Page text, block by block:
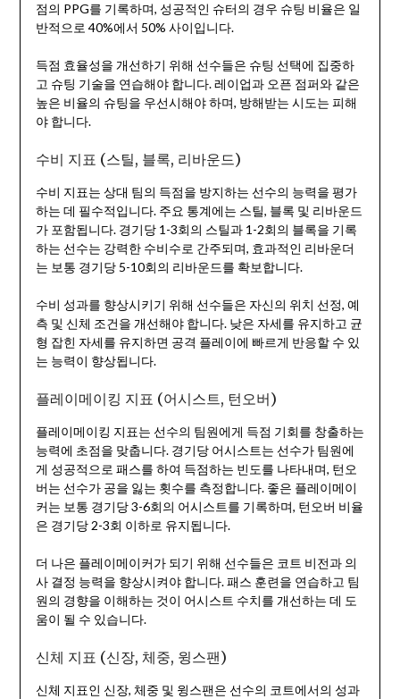
점의 PPG를 기록하며, 성공적인 슈터의 경우 슈팅 비율은 일
반적으로 40%에서 50% 사이입니다.
득점 효율성을 개선하기 위해 선수들은 슈팅 선택에 집중하
고 슈팅 기술을 연습해야 합니다. 레이업과 오픈 점퍼와 같은
높은 비율의 슈팅을 우선시해야 하며, 방해받는 시도는 피해
야 합니다.
수비 지표 (스틸, 블록, 리바운드)
수비 지표는 상대 팀의 득점을 방지하는 선수의 능력을 평가
하는 데 필수적입니다. 주요 통계에는 스틸, 블록 및 리바운드
가 포함됩니다. 경기당 1-3회의 스틸과 1-2회의 블록을 기록
하는 선수는 강력한 수비수로 간주되며, 효과적인 리바운더
는 보통 경기당 5-10회의 리바운드를 확보합니다.
수비 성과를 향상시키기 위해 선수들은 자신의 위치 선정, 예
측 및 신체 조건을 개선해야 합니다. 낮은 자세를 유지하고 균
형 잡힌 자세를 유지하면 공격 플레이에 빠르게 반응할 수 있
는 능력이 향상됩니다.
플레이메이킹 지표 (어시스트, 턴오버)
플레이메이킹 지표는 선수의 팀원에게 득점 기회를 창출하는
능력에 초점을 맞춥니다. 경기당 어시스트는 선수가 팀원에
게 성공적으로 패스를 하여 득점하는 빈도를 나타내며, 턴오
버는 선수가 공을 잃는 횟수를 측정합니다. 좋은 플레이메이
커는 보통 경기당 3-6회의 어시스트를 기록하며, 턴오버 비율
은 경기당 2-3회 이하로 유지됩니다.
더 나은 플레이메이커가 되기 위해 선수들은 코트 비전과 의
사 결정 능력을 향상시켜야 합니다. 패스 훈련을 연습하고 팀
원의 경향을 이해하는 것이 어시스트 수치를 개선하는 데 도
움이 될 수 있습니다.
신체 지표 (신장, 체중, 윙스팬)
신체 지표인 신장, 체중 및 윙스팬은 선수의 코트에서의 성과